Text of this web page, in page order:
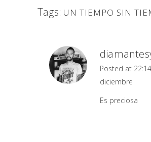
Tags: UN TIEMPO SIN
Posted at
diciembre
Es preciosa